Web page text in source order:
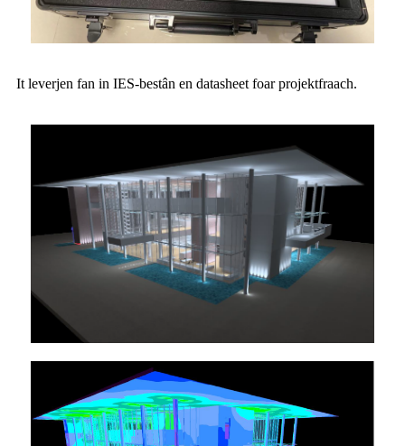
It leverjen fan in IES-bestân en datasheet foar projektfraach.